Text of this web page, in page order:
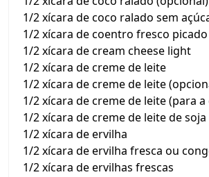
1/2 xícara de coco ralado sem
1/2 xícara de coentro fresco picado
1/2 xícara de cream cheese light
1/2 xícara de creme de leite
1/2 xícara de creme de leite
1/2 xícara de creme de leite (para
1/2 xícara de creme de leite de soja
1/2 xícara de ervilha
1/2 xícara de ervilha fresca ou
1/2 xícara de ervilhas frescas